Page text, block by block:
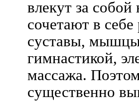
влекут за
сочетают в
суставы,
гимнастикой,
массажа.
существенно